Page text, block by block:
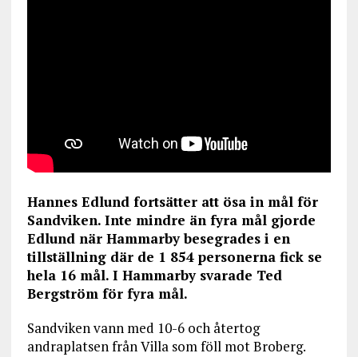
Hannes Edlund fortsätter att ösa in mål för
Sandviken. Inte mindre än fyra mål gjorde
Edlund när Hammarby besegrades i en
tillställning där de 1 854 personerna fick se
hela 16 mål. I Hammarby svarade Ted
Bergström för fyra mål.
Sandviken vann med 10-6 och återtog
andraplatsen från Villa som föll mot Broberg.